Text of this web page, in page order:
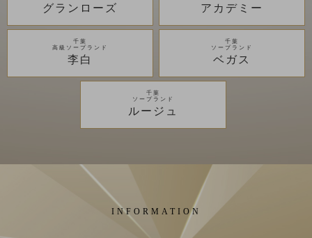
グランローズ アカデミー
千葉
高級ソープランド
李白
千葉
ソープランド
ベガス
千葉
ソープランド
ルージュ
INFORMATION